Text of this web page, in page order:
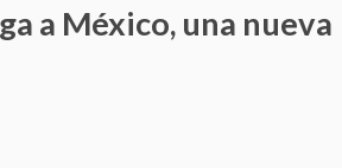
a México, una nueva